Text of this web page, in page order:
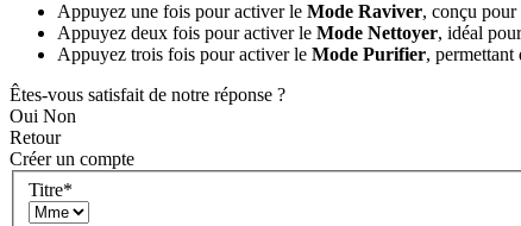
Appuyez une fois pour activer le Mode Raviver, conçu pour
Appuyez deux fois pour activer le Mode Nettoyer, idéal
Appuyez trois fois pour activer le Mode Purifier, permettant
Êtes-vous satisfait de notre réponse ?
Oui Non
Retour
Créer un compte
Titre*